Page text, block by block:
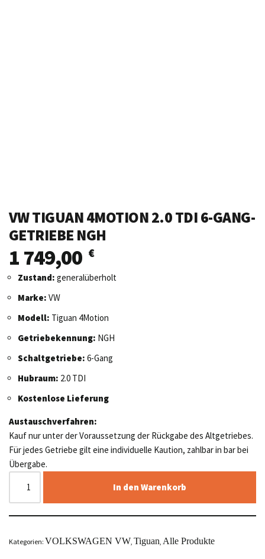
VW TIGUAN 4MOTION 2.0 TDI 6-GANG-
GETRIEBE NGH
1 749,00 €
Zustand: generalüberholt
Marke: VW
Modell: Tiguan 4Motion
Getriebekennung: NGH
Schaltgetriebe: 6-Gang
Hubraum: 2.0 TDI
Kostenlose Lieferung
Austauschverfahren:
Kauf nur unter der Voraussetzung der Rückgabe des Altgetriebes.
Für jedes Getriebe gilt eine individuelle Kaution, zahlbar in bar bei
Übergabe.
In den Warenkorb
Kategorien: VOLKSWAGEN VW Tiguan Alle Produkte